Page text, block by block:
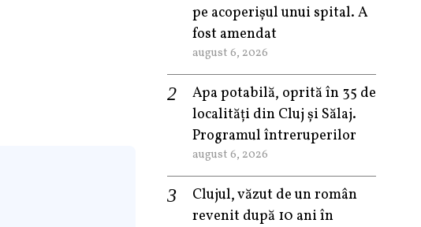
pe acoperișul unui spital. A
fost amendat
august 6, 2026
Apa potabilă, oprită în 35 de
localități din Cluj și Sălaj.
Programul întreruperilor
august 6, 2026
Clujul, văzut de un român
revenit după 10 ani în